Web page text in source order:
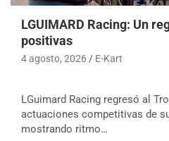
LGUIMARD Racing: Un
positivas
4 agosto, 2026 E-Kart
LGuimard Racing regresó al
actuaciones competitivas de
mostrando ritmo…